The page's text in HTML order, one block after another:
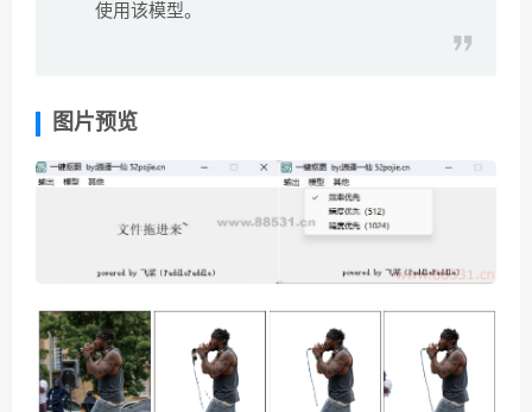
使用该模型。
图片预览